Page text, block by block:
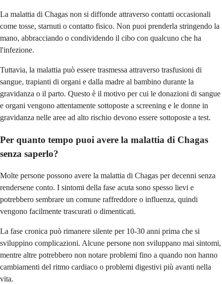
La malattia di Chagas non si diffonde attraverso contatti occasionali
come tosse, starnuti o contatto fisico. Non puoi prenderla stringendo la
mano, abbracciando o condividendo il cibo con qualcuno che ha
l'infezione.
Tuttavia, la malattia può essere trasmessa attraverso trasfusioni di
sangue, trapianti di organi e dalla madre al bambino durante la
gravidanza o il parto. Questo è il motivo per cui le donazioni di sangue
e organi vengono attentamente sottoposte a screening e le donne in
gravidanza nelle aree ad alto rischio devono essere sottoposte a test.
Per quanto tempo puoi avere la malattia di Chagas
senza saperlo?
Molte persone possono avere la malattia di Chagas per decenni senza
rendersene conto. I sintomi della fase acuta sono spesso lievi e
potrebbero sembrare un comune raffreddore o influenza, quindi
vengono facilmente trascurati o dimenticati.
La fase cronica può rimanere silente per 10-30 anni prima che si
sviluppino complicazioni. Alcune persone non sviluppano mai sintomi,
mentre altre potrebbero non notare problemi fino a quando non hanno
cambiamenti del ritmo cardiaco o problemi digestivi più avanti nella
vita.